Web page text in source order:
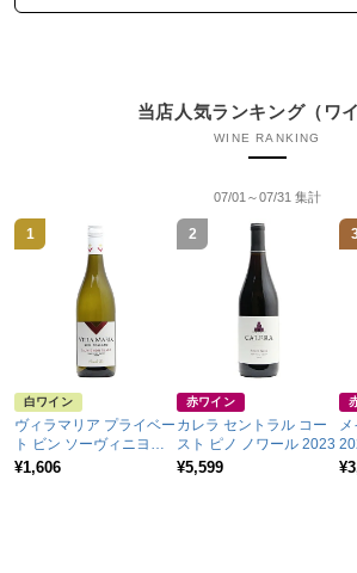
当店人気ランキング（ワイ
WINE RANKING
07/01～07/31 集計
1
白ワイン
ヴィラマリア プライベー
ト ビン ソーヴィニヨン
ブラン 2025
¥1,606
2
赤ワイン
カレラ セントラル コー
スト ピノ ノワール 2023
¥5,599